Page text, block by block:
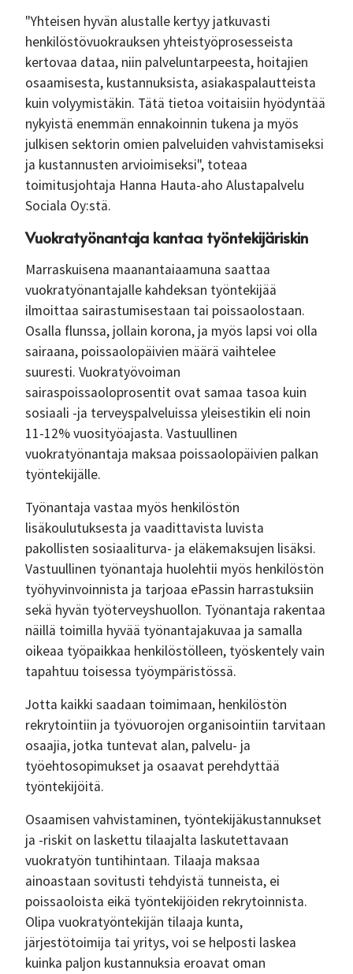
"Yhteisen hyvän alustalle kertyy jatkuvasti
henkilöstövuokrauksen yhteistyöprosesseista
kertovaa dataa, niin palveluntarpeesta, hoitajien
osaamisesta, kustannuksista, asiakaspalautteista
kuin volyymistäkin. Tätä tietoa voitaisiin hyödyntää
nykyistä enemmän ennakoinnin tukena ja myös
julkisen sektorin omien palveluiden vahvistamiseksi
ja kustannusten arvioimiseksi", toteaa
toimitusjohtaja Hanna Hauta-aho Alustapalvelu
Sociala Oy:stä.
Vuokratyönantaja kantaa työntekijäriskin
Marraskuisena maanantaiaamuna saattaa
vuokratyönantajalle kahdeksan työntekijää
ilmoittaa sairastumisestaan tai poissaolostaan.
Osalla flunssa, jollain korona, ja myös lapsi voi olla
sairaana, poissaolopäivien määrä vaihtelee
suuresti. Vuokratyövoiman
sairaspoissaoloprosentit ovat samaa tasoa kuin
sosiaali -ja terveyspalveluissa yleisestikin eli noin
11-12% vuosityöajasta. Vastuullinen
vuokratyönantaja maksaa poissaolopäivien palkan
työntekijälle.
Työnantaja vastaa myös henkilöstön
lisäkoulutuksesta ja vaadittavista luvista
pakollisten sosiaaliturva- ja eläkemaksujen lisäksi.
Vastuullinen työnantaja huolehtii myös henkilöstön
työhyvinvoinnista ja tarjoaa ePassin harrastuksiin
sekä hyvän työterveyshuollon. Työnantaja rakentaa
näillä toimilla hyvää työnantajakuvaa ja samalla
oikeaa työpaikkaa henkilöstölleen, työskentely vain
tapahtuu toisessa työympäristössä.
Jotta kaikki saadaan toimimaan, henkilöstön
rekrytointiin ja työvuorojen organisointiin tarvitaan
osaajia, jotka tuntevat alan, palvelu- ja
työehtosopimukset ja osaavat perehdyttää
työntekijöitä.
Osaamisen vahvistaminen, työntekijäkustannukset
ja -riskit on laskettu tilaajalta laskutettavaan
vuokratyön tuntihintaan. Tilaaja maksaa
ainoastaan sovitusti tehdyistä tunneista, ei
poissaoloista eikä työntekijöiden rekrytoinnista.
Olipa vuokratyöntekijän tilaaja kunta,
järjestötoimija tai yritys, voi se helposti laskea
kuinka paljon kustannuksia eroavat oman